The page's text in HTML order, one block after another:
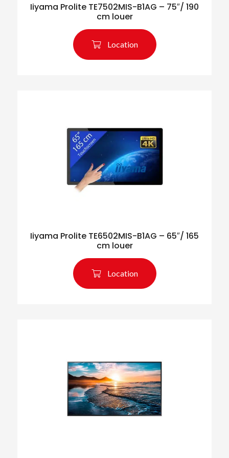
Iiyama Prolite TE7502MIS-B1AG – 75″/ 190
cm louer
Location
Iiyama Prolite TE6502MIS-B1AG – 65″/ 165
cm louer
Location